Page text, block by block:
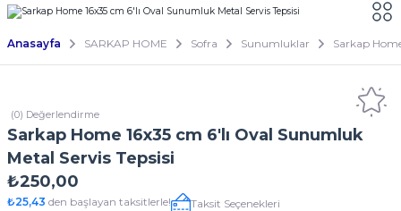
Anasayfa SARKAP HOME Sofra Sunumluklar Sarkap
(0) Değerlendirme
Sarkap Home 16x35 cm 6'lı Oval Sunumluk
Metal Servis Tepsisi
₺250,00
₺25,43 den başlayan taksitlerle!
Taksit Seçenekleri